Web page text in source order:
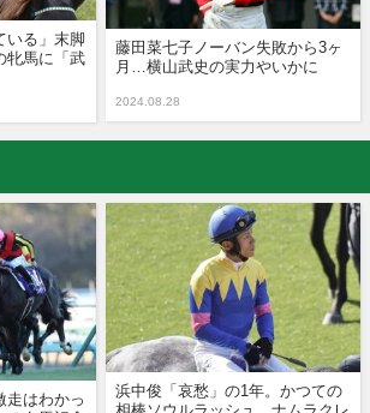
いる」末脚
牝馬に「武
藤田菜七子ノーバン失敗から3ヶ
月…横山武史の実力やいかに
2024.08.28
走はわかっ
浜中俊「哀愁」の1年。かつての